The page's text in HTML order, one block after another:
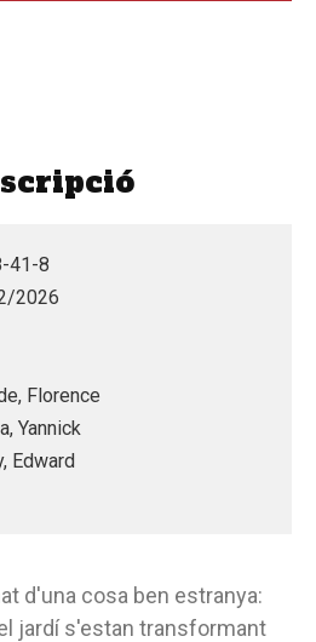
41-8
2026
Florence
Yannick
Edward
d'una cosa ben estranya:
jardí s'estan transformant